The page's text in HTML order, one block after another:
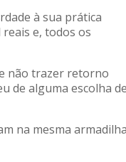
à sua prática
e, todos os
não trazer retorno
de alguma escolha de
na mesma armadilha